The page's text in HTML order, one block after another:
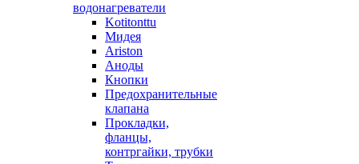
водонагреватели
Kotitonttu
Мидея
Ariston
Аноды
Кнопки
Предохранительные
клапана
Прокладки,
фланцы,
контргайки, трубки